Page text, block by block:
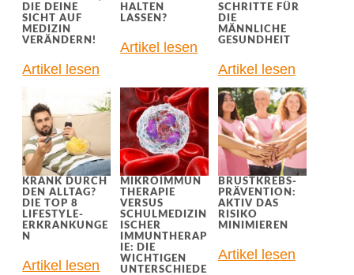
DIE DEINE
SICHT AUF
MEDIZIN
VERÄNDERN!
Artikel lesen
HALTEN
LASSEN?
Artikel lesen
SCHRITTE FÜR
DIE
MÄNNLICHE
GESUNDHEIT
Artikel lesen
KRANK DURCH
DEN ALLTAG?
DIE TOP 8
LIFESTYLE-
ERKRANKUNGE
N
Artikel lesen
MIKROIMMUN
THERAPIE
VERSUS
SCHULMEDIZIN
ISCHER
IMMUNTHERAP
IE: DIE
WICHTIGEN
UNTERSCHIEDE
BRUSTKREBS-
PRÄVENTION:
AKTIV DAS
RISIKO
MINIMIEREN
Artikel lesen